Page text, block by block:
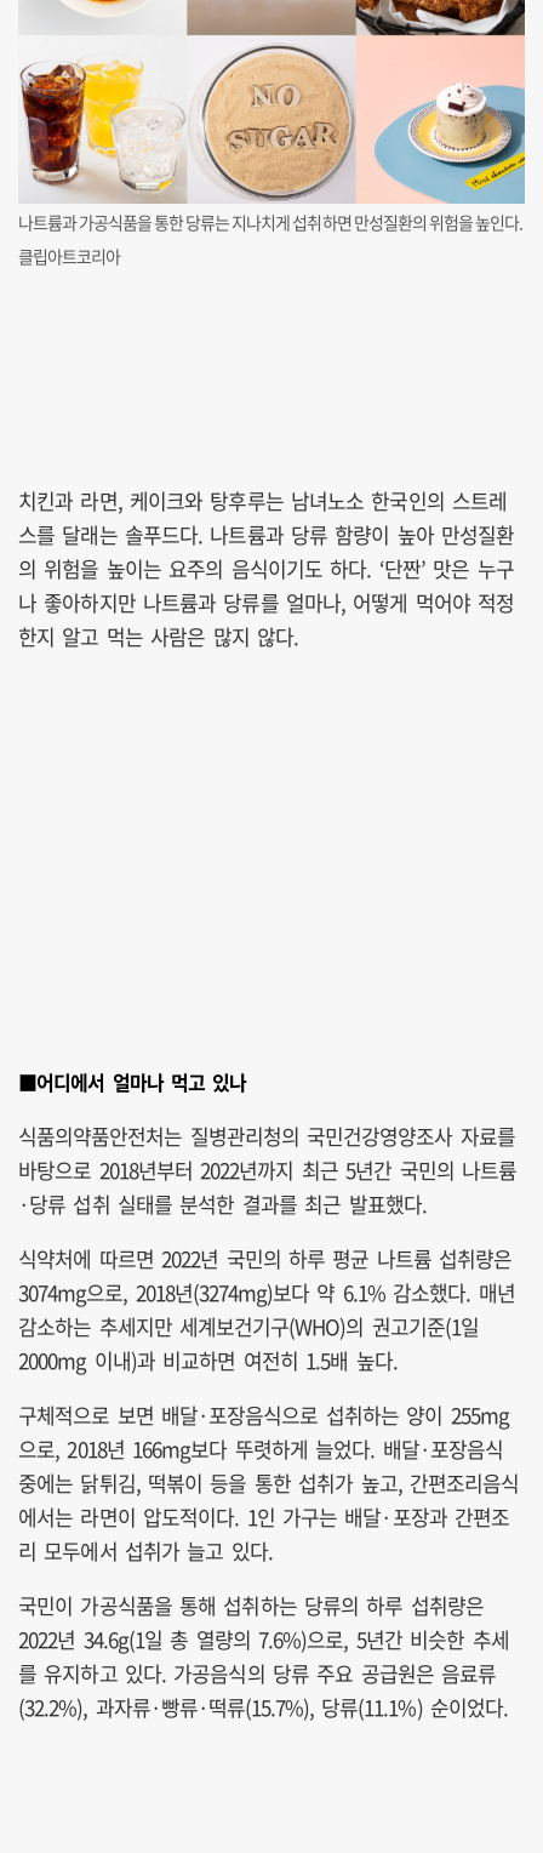
나트륨과 가공식품을 통한 당류는 지나치게 섭취하면 만성질환의 위험을 높인다.
클립아트코리아
치킨과 라면, 케이크와 탕후루는 남녀노소 한국인의 스트레
스를 달래는 솔푸드다. 나트륨과 당류 함량이 높아 만성질환
의 위험을 높이는 요주의 음식이기도 하다. ‘단짠’ 맛은 누구
나 좋아하지만 나트륨과 당류를 얼마나, 어떻게 먹어야 적정
한지 알고 먹는 사람은 많지 않다.
■어디에서 얼마나 먹고 있나
식품의약품안전처는 질병관리청의 국민건강영양조사 자료를
바탕으로 2018년부터 2022년까지 최근 5년간 국민의 나트륨
·당류 섭취 실태를 분석한 결과를 최근 발표했다.
식약처에 따르면 2022년 국민의 하루 평균 나트륨 섭취량은
3074mg으로, 2018년(3274mg)보다 약 6.1% 감소했다. 매년
감소하는 추세지만 세계보건기구(WHO)의 권고기준(1일
2000mg 이내)과 비교하면 여전히 1.5배 높다.
구체적으로 보면 배달·포장음식으로 섭취하는 양이 255mg
으로, 2018년 166mg보다 뚜렷하게 늘었다. 배달·포장음식
중에는 닭튀김, 떡볶이 등을 통한 섭취가 높고, 간편조리음식
에서는 라면이 압도적이다. 1인 가구는 배달·포장과 간편조
리 모두에서 섭취가 늘고 있다.
국민이 가공식품을 통해 섭취하는 당류의 하루 섭취량은
2022년 34.6g(1일 총 열량의 7.6%)으로, 5년간 비슷한 추세
를 유지하고 있다. 가공음식의 당류 주요 공급원은 음료류
(32.2%), 과자류·빵류·떡류(15.7%), 당류(11.1%) 순이었다.